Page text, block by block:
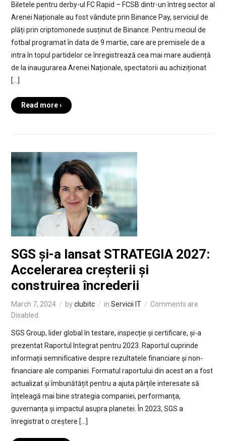
Biletele pentru derby-ul FC Rapid – FCSB dintr-un întreg sector al
Arenei Naționale au fost vândute prin Binance Pay, serviciul de
plăți prin criptomonede susținut de Binance. Pentru meciul de
fotbal programat în data de 9 martie, care are premisele de a
intra în topul partidelor ce înregistrează cea mai mare audiență
de la inaugurarea Arenei Naționale, spectatorii au achiziționat
[…]
Read more ›
SGS și-a lansat STRATEGIA 2027:
Accelerarea creșterii și
construirea încrederii
March 7, 2024 byclubitc in Servicii IT
Comments are
Disabled
SGS Group, lider global în testare, inspecție și certificare, și-a
prezentat Raportul Integrat pentru 2023. Raportul cuprinde
informații semnificative despre rezultatele financiare și non-
financiare ale companiei. Formatul raportului din acest an a fost
actualizat și îmbunătățit pentru a ajuta părțile interesate să
înțeleagă mai bine strategia companiei, performanța,
guvernanța și impactul asupra planetei. În 2023, SGS a
înregistrat o creștere […]